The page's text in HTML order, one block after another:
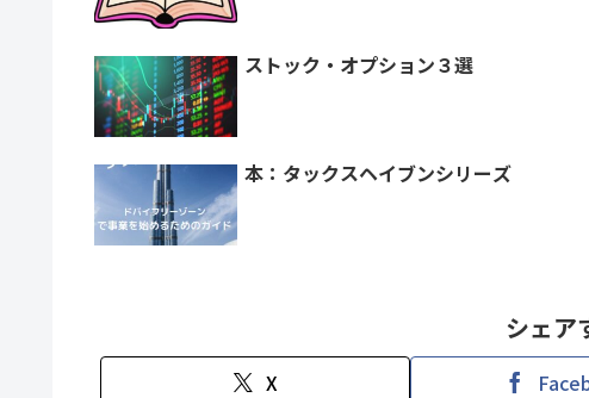
ストック・オプション３選
本：タックスヘイブンシリーズ
シェア
X